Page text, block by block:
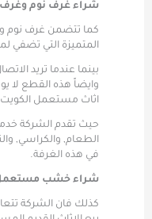
شراء غرف نوم
كما تتضمن غرف نوم
المتميزة التي تضفي
بينما عندما تريد
وايضاً هذه القطع لا
اثاث مستعمل
حيث تقدم الشركة
الطعام, والكراسي,
في هذه الغرفة.
شراء خشب مستعمل
كذلك فان الشركة